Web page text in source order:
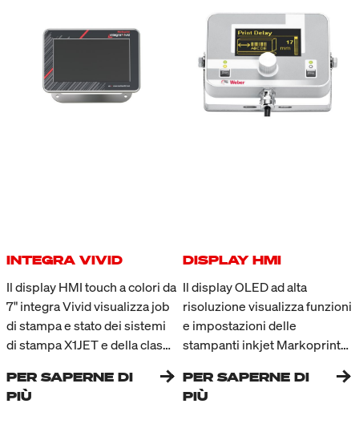
INTEGRA VIVID
Il display HMI touch a colori da
7" integra Vivid visualizza job
di stampa e stato dei sistemi
di stampa X1JET e della classe
se il sistema sta stampando, il
livello d’inchiostro delle
PER SAPERNE DI
PIÙ
DISPLAY HMI
Il display OLED ad alta
risoluzione visualizza funzioni
e impostazioni delle
stampanti inkjet Markoprint
stampante, parametri e
immagini di stampa possono
PER SAPERNE DI
PIÙ